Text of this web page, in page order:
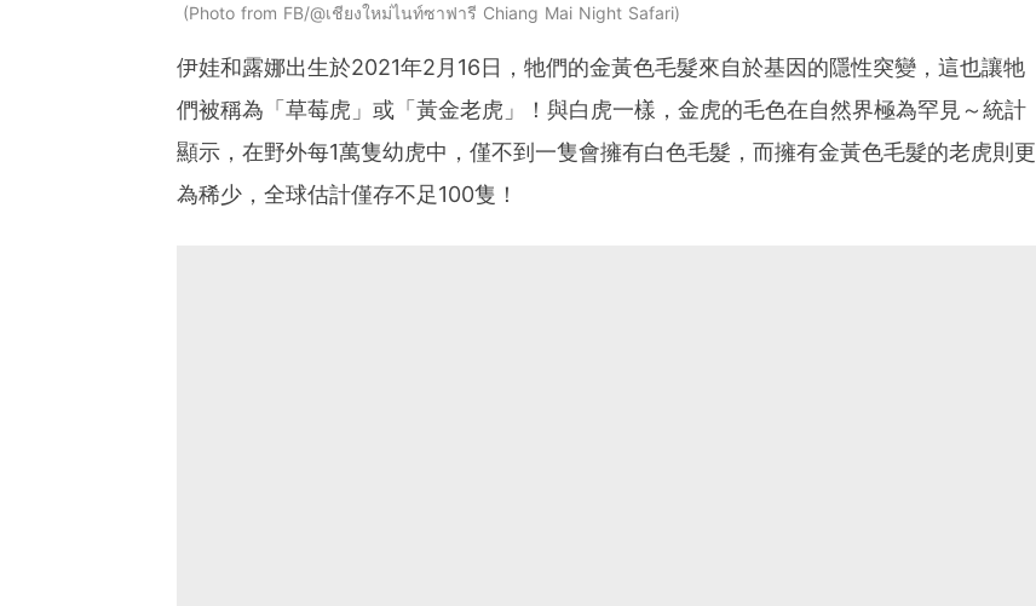
Photo from FB/@เชียงใหม่ไนท์ซาฟารี Chiang Mai Night Safari
伊娃和露娜出生於2021年2月16日，牠們的金黃色毛髮來自於基因的隱性突變，這也讓牠
們被稱為「草莓虎」或「黃金老虎」！與白虎一樣，金虎的毛色在自然界極為罕見～統計
顯示，在野外每1萬隻幼虎中，僅不到一隻會擁有白色毛髮，而擁有金黃色毛髮的老虎則更
為稀少，全球估計僅存不足100隻！